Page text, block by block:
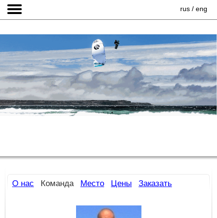
rus / eng
О нас Команда Место Цены Заказать